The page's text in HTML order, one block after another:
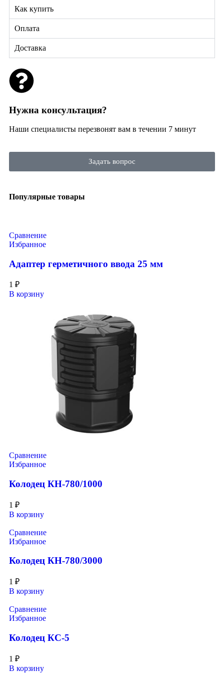
Как купить
Оплата
Доставка
Нужна консультация?
Наши специалисты перезвонят вам в течении 7 минут
Задать вопрос
Популярные товары
Сравнение
Избранное
Адаптер герметичного ввода 25 мм
1 ₽
В корзину
Сравнение
Избранное
Колодец КН-780/1000
1 ₽
В корзину
Сравнение
Избранное
Колодец КН-780/3000
1 ₽
В корзину
Сравнение
Избранное
Колодец КС-5
1 ₽
В корзину